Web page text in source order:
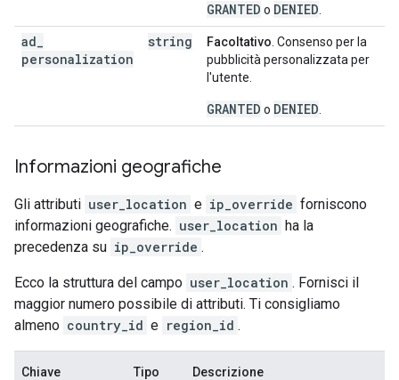
GRANTED o DENIED
ad
personalization
string Facoltativo . Consenso per la
pubblicità personalizzata per
l'utente.
GRANTED o DENIED
Informazioni geografiche
Gli attributi user_location e ip_override forniscono
informazioni geografiche. user_location ha la
precedenza su ip_override .
Ecco la struttura del campo user_location . Fornisci il
maggior numero possibile di attributi. Ti consigliamo
almeno country_id e region_id .
Chiave Tipo Descrizione